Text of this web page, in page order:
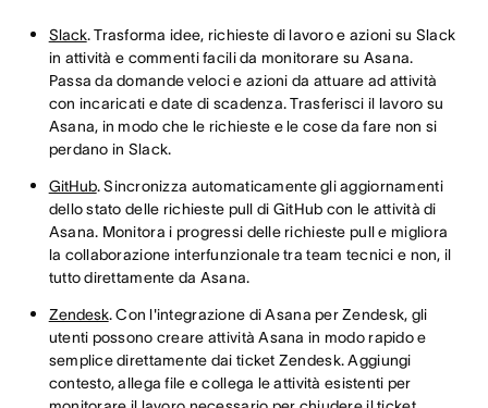
Slack. Trasforma idee, richieste di lavoro e azioni su Slack
in attività e commenti facili da monitorare su Asana.
Passa da domande veloci e azioni da attuare ad attività
con incaricati e date di scadenza. Trasferisci il lavoro su
Asana, in modo che le richieste e le cose da fare non si
perdano in Slack.
GitHub. Sincronizza automaticamente gli aggiornamenti
dello stato delle richieste pull di GitHub con le attività di
Asana. Monitora i progressi delle richieste pull e migliora
la collaborazione interfunzionale tra team tecnici e non, il
tutto direttamente da Asana.
Zendesk. Con l'integrazione di Asana per Zendesk, gli
utenti possono creare attività Asana in modo rapido e
semplice direttamente dai ticket Zendesk. Aggiungi
contesto, allega file e collega le attività esistenti per